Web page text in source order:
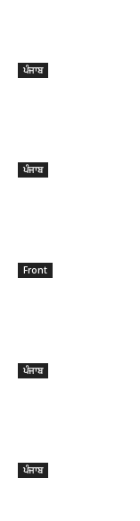
ਪੰਜਾਬ
ਪੰਜਾਬ
Front
ਪੰਜਾਬ
ਪੰਜਾਬ